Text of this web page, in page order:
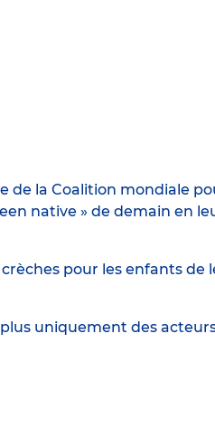
de la Coalition mondiale
native » de demain en
pour les enfants de
uniquement des